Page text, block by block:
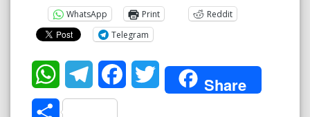
WhatsApp Print
Reddit
Telegram
WhatsAppTelegramFacebookTwitter Share
Share